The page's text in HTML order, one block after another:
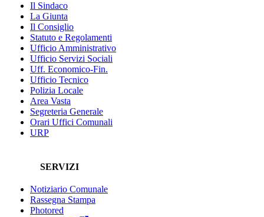
Il Sindaco
La Giunta
Il Consiglio
Statuto e Regolamenti
Ufficio Amministrativo
Ufficio Servizi Sociali
Uff. Economico-Fin.
Ufficio Tecnico
Polizia Locale
Area Vasta
Segreteria Generale
Orari Uffici Comunali
URP
SERVIZI
Notiziario Comunale
Rassegna Stampa
Photored